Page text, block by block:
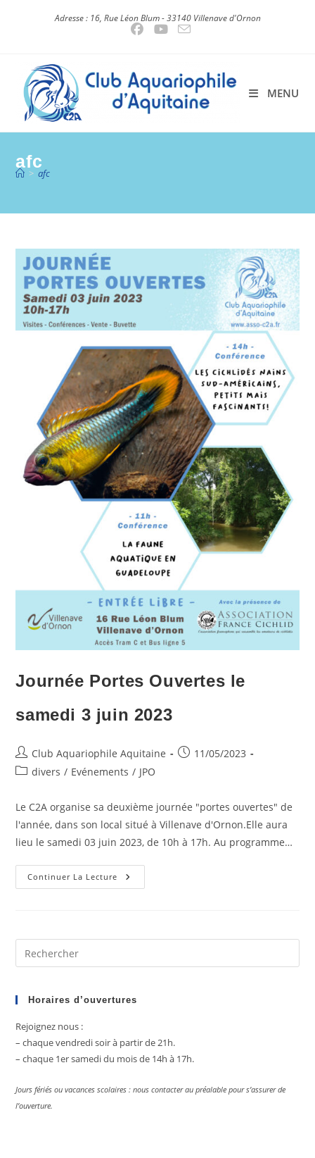
Adresse : 16, Rue Léon Blum - 33140 Villenave d'Ornon
MENU
afc
> afc
Journée Portes Ouvertes le
samedi 3 juin 2023
Auteur/autrice
de
Club Aquariophile Aquitaine
Publication
11/05/2023
Postdivers / Evénements / JPO
Le C2A organise sa deuxième journée "portes ouvertes" de
l'année, dans son local situé à Villenave d'Ornon.Elle aura
lieu le samedi 03 juin 2023, de 10h à 17h. Au programme…
Continuer La Lecture Journée
Portes
Juin
Horaires d’ouvertures
Rejoignez nous :
– chaque vendredi soir à partir de 21h.
– chaque 1er samedi du mois de 14h à 17h.
Jours fériés ou vacances scolaires : nous contacter au préalable pour s’assurer de
l’ouverture.